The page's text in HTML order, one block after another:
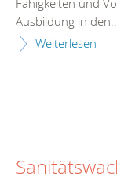
Ausbildung in den...
Weiterlesen